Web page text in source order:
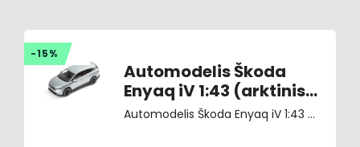
-15%
Automodelis Škoda
Enyaq iV 1:43 (arktinis
sidabras)
Automodelis Škoda Enyaq iV 1:43 (arktinis sidabras)